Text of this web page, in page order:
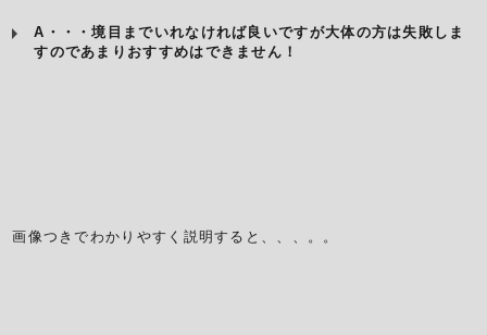
A・・・境目までいれなければ良いですが大体の方は失敗しま
すのであまりおすすめはできません！
画像つきでわかりやすく説明すると、、、。。